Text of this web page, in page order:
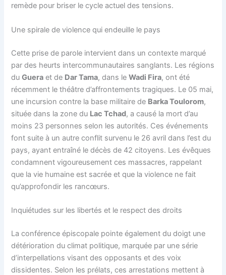
remède pour briser le cycle actuel des tensions.
Une spirale de violence qui endeuille le pays
Cette prise de parole intervient dans un contexte marqué
par des heurts intercommunautaires sanglants. Les régions
duGuera et de Dar Tama, dans leWadi Fira, ont été
récemment le théâtre d’affrontements tragiques. Le 05 mai,
une incursion contre la base militaire de Barka Toulorom,
située dans la zone du Lac Tchad, a causé la mort d’au
moins 23 personnes selon les autorités. Ces événements
font suite à un autre conflit survenu le 26 avril dans l’est du
pays, ayant entraîné le décès de 42 citoyens. Les évêques
condamnent vigoureusement ces massacres, rappelant
que la vie humaine est sacrée et que la violence ne fait
qu’approfondir les rancœurs.
Inquiétudes sur les libertés et le respect des droits
La conférence épiscopale pointe également du doigt une
détérioration du climat politique, marquée par une série
d’interpellations visant des opposants et des voix
dissidentes. Selon les prélats, ces arrestations mettent à